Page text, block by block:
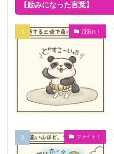
【励みになった言葉】
頑張れ！
ファイト！